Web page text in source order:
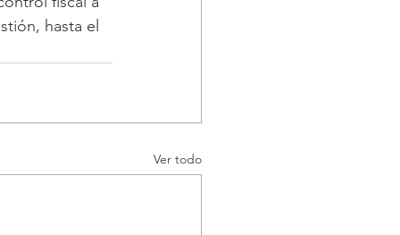
hasta el
Ver todo